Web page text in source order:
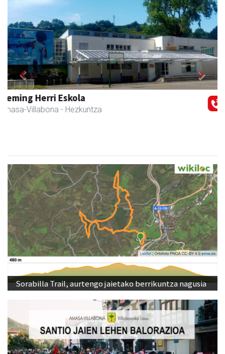
Amane
Amasa-Villabona - Arropa-dendak
Previous Next
Sorabilla Trail, aurtengo jaietako berrikuntza nagusia